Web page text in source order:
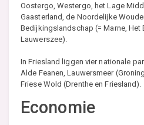
Oostergo, Westergo, het Lage
Gaasterland, de Noordelijke
Bedijkingslandschap (= Marne, Het
Lauwerszee).
In Friesland liggen vier nationale
Alde Feanen, Lauwersmeer
Friese Wold (Drenthe en Friesland).
Economie